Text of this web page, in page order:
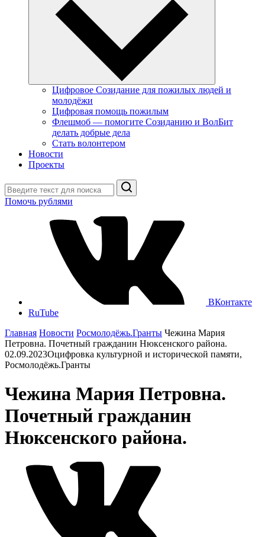
Цифровое Созидание для пожилых людей и
молодёжи
Цифровая помощь пожилым
Флешмоб — помогите Созиданию и ВолБит
делать добрые дела
Стать волонтером
Новости
Проекты
Поиск
Помочь рублями
ВКонтакте
RuTube
Главная Новости Росмолодёжь.Гранты Чежина Мария
Петровна. Почетный гражданин Нюксенского района.
02.09.2023Оцифровка культурной и исторической памяти,
Росмолодёжь.Гранты
Чежина Мария Петровна.
Почетный гражданин
Нюксенского района.